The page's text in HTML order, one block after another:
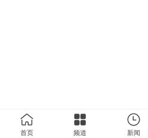
首页 频道 新闻